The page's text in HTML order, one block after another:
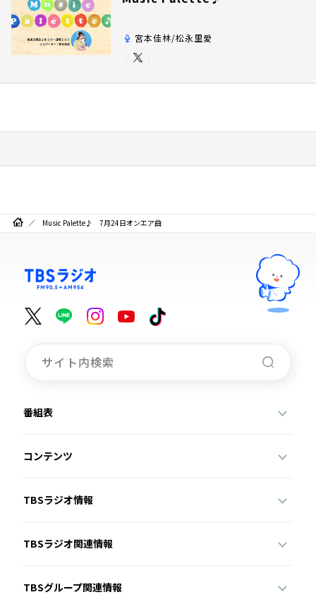
宮本佳林/松永里愛
Music Palette♪ 7月24日オンエア曲
番組表
コンテンツ
TBSラジオ情報
TBSラジオ関連情報
TBSグループ関連情報